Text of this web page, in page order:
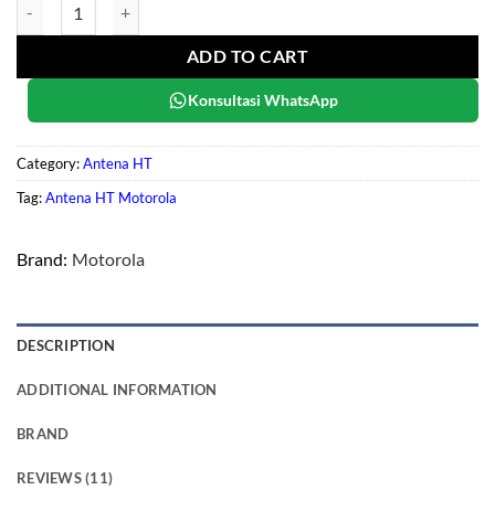
ADD TO CART
Konsultasi WhatsApp
Category:Antena HT
Tag:Antena HT Motorola
Brand: Motorola
DESCRIPTION
ADDITIONAL INFORMATION
BRAND
REVIEWS (11)